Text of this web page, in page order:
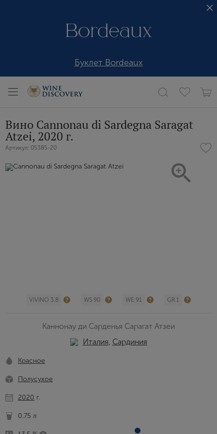
Буклет Bordeaux
Вино Cannonau di Sardegna Saragat
Atzei, 2020 г.
Артикул: 05385-20
VIVINO 3.8 WS 90 WE 91 GR 1
Каннонау ди Сарденья Сарагат Атзеи
Италия, Сардиния
Красное
Полусухое
2020 г.
0.75 л